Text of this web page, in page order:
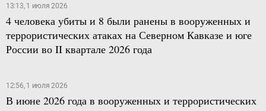
13:13, 1 июля 2026
4 человека убиты и 8 были ранены в вооруженных и
террористических атаках на Северном Кавказе и юге
России во II квартале 2026 года
12:56, 1 июля 2026
В июне 2026 года в вооруженных и террористических